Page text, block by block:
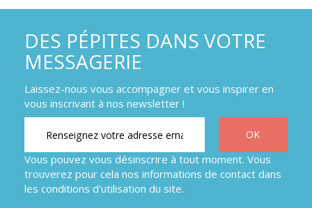
DES PÉPITES DANS VOTRE
MESSAGERIE
Laissez-nous vous accompagner et vous inspirer en
vous inscrivant à nos newsletter !
Vous pouvez vous désinscrire à tout moment. Vous
trouverez pour cela nos informations de contact dans
les conditions d'utilisation du site.